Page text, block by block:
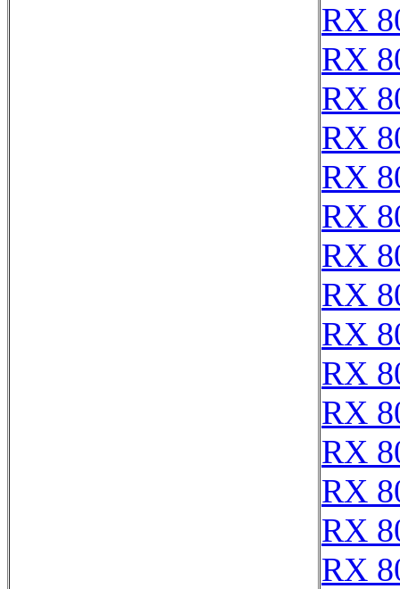
RX
RX
RX
RX
RX
RX
RX
RX
RX
RX
RX
RX
RX
RX
RX